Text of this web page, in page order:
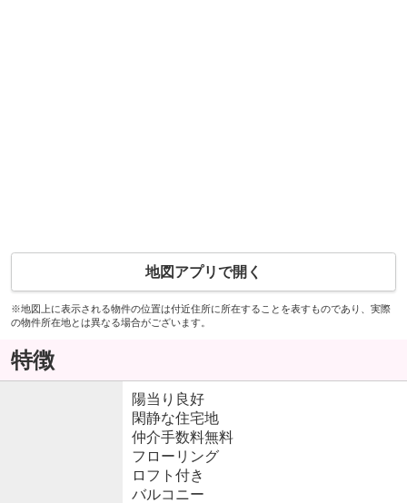
地図アプリで開く
※地図上に表示される物件の位置は付近住所に所在することを表すものであり、実際
の物件所在地とは異なる場合がございます。
特徴
陽当り良好
閑静な住宅地
仲介手数料無料
フローリング
ロフト付き
バルコニー